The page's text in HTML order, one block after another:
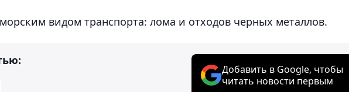
видом транспорта: лома и отходов черных металлов.
Добавить в Google, чтобы
читать новости первым